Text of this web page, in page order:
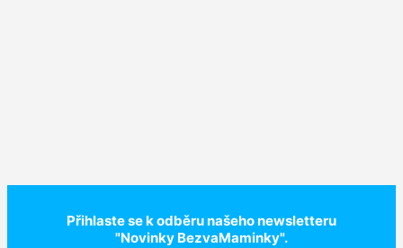
Přihlaste se k odběru našeho newsletteru
"Novinky BezvaMaminky".